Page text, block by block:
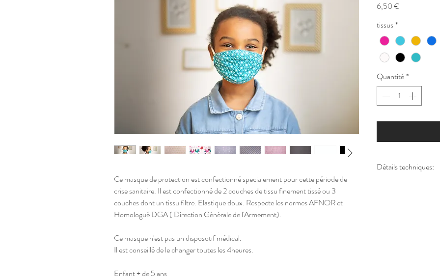
Ce masque de protection est confectionné specialement pour cette période de
crise sanitaire. Il est confectionné de 2 couches de tissu finement tissé ou 3
couches dont un tissu filtre. Elastique doux. Respecte les normes AFNOR et
Homologué DGA ( Direction Générale de l'Armement).
Ce masque n'est pas un disposotif médical.
Il est conseillé de le changer toutes les 4heures.
Enfant + de 5 ans
6,50 €
tissus*
Quantité*
Détails techniques: